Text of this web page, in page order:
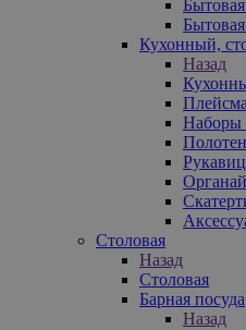
Кухонный,
Назад
Наборы
Столовая
Назад
Столовая
Барная посуда
Назад